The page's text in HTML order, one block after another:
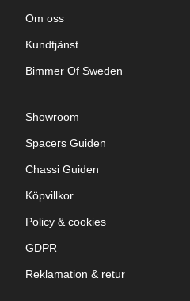
Om oss
Kundtjänst
Bimmer Of Sweden
Showroom
Spacers Guiden
Chassi Guiden
Köpvillkor
Policy & cookies
GDPR
Reklamation & retur